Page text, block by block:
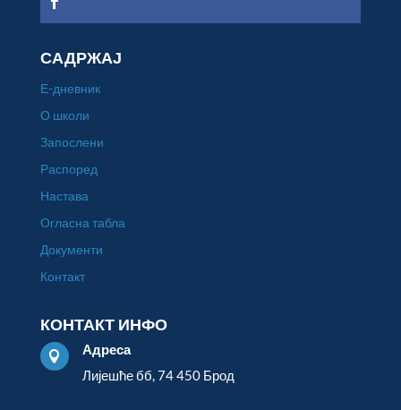
САДРЖАЈ
Е-дневник
О школи
Запослени
Распоред
Настава
Огласна табла
Документи
Контакт
КОНТАКТ ИНФО

Адреса
Лијешће бб, 74 450 Брод